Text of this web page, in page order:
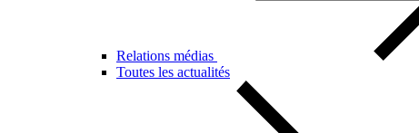
Relations médias
Toutes les actualités